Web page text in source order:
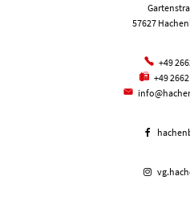
57627
+49
+49